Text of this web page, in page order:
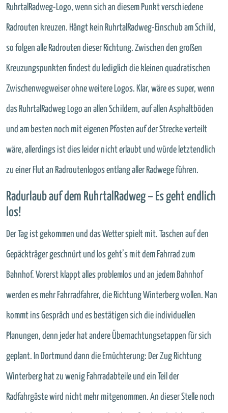
RuhrtalRadweg-Logo, wenn sich an diesem Punkt verschiedene
Radrouten kreuzen. Hängt kein RuhrtalRadweg-Einschub am Schild,
so folgen alle Radrouten dieser Richtung. Zwischen den großen
Kreuzungspunkten findest du lediglich die kleinen quadratischen
Zwischenwegweiser ohne weitere Logos. Klar, wäre es super, wenn
das RuhrtalRadweg Logo an allen Schildern, auf allen Asphaltböden
und am besten noch mit eigenen Pfosten auf der Strecke verteilt
wäre, allerdings ist dies leider nicht erlaubt und würde letztendlich
zu einer Flut an Radroutenlogos entlang aller Radwege führen.
Radurlaub auf dem RuhrtalRadweg – Es geht endlich
los!
Der Tag ist gekommen und das Wetter spielt mit. Taschen auf den
Gepäckträger geschnürt und los geht’s mit dem Fahrrad zum
Bahnhof. Vorerst klappt alles problemlos und an jedem Bahnhof
werden es mehr Fahrradfahrer, die Richtung Winterberg wollen. Man
kommt ins Gespräch und es bestätigen sich die individuellen
Planungen, denn jeder hat andere Übernachtungsetappen für sich
geplant. In Dortmund dann die Ernüchterung: Der Zug Richtung
Winterberg hat zu wenig Fahrradabteile und ein Teil der
Radfahrgäste wird nicht mehr mitgenommen. An dieser Stelle noch